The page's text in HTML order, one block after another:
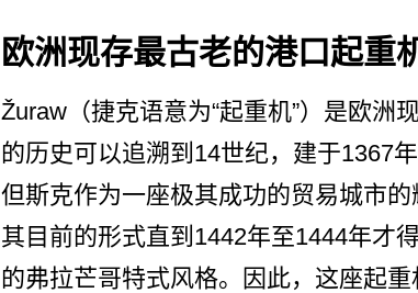
欧洲现存最古老的港口起重
Žuraw（捷克语意为“起重­机”）是欧洲
的历史可以追溯到14世纪，建­于1367
但斯克作为一座极其成功的­贸易城市
其目前的形式直到1442年至­1444年才
的弗拉芒哥特式风格。因此，这­座起